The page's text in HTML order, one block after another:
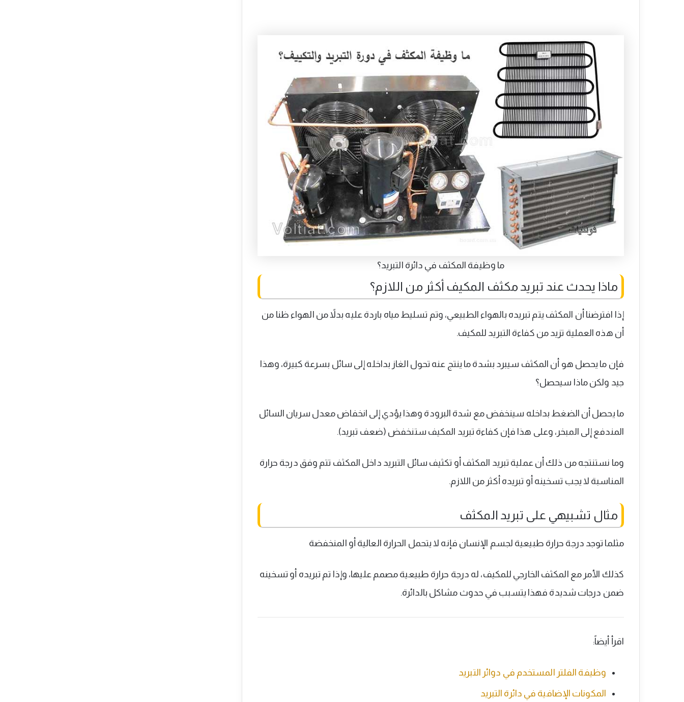
ما وظيفة المكثف في دائرة التبريد؟
ماذا يحدث عند تبريد مكثف المكيف أكثر من اللازم؟
إذا افترضنا أن المكثف يتم تبريده بالهواء الطبيعي، وتم تسليط مياه باردة عليه بدلاً من الهواء ظنا من
أن هذه العملية تزيد من كفاءة التبريد للمكيف.
فإن ما يحصل هو أن المكثف سيبرد بشدة ما ينتج عنه تحول الغاز بداخله إلى سائل بسرعة كبيرة، وهذا
جيد ولكن ماذا سيحصل؟
ما يحصل أن الضغط بداخله سينخفض مع شدة البرودة وهذا يؤدي إلى انخفاض معدل سريان السائل
المندفع إلى المبخر، وعلى هذا فإن كفاءة تبريد المكيف ستنخفض (ضعف تبريد).
وما نستنتجه من ذلك أن عملية تبريد المكثف أو تكثيف سائل التبريد داخل المكثف تتم وفق درجة حرارة
المناسبة لا يجب تسخينه أو تبريده أكثر من اللازم.
مثال تشبيهي على تبريد المكثف
مثلما توجد درجة حرارة طبيعية لجسم الإنسان فإنه لا يتحمل الحرارة العالية أو المنخفضة
كذلك الأمر مع المكثف الخارجي للمكيف، له درجة حرارة طبيعية مصمم عليها، وإذا تم تبريده أو تسخينه
ضمن درجات شديدة فهذا يتسبب في حدوث مشاكل بالدائرة.
اقرأ أيضاً:
وظيفة الفلتر المستخدم في دوائر التبريد
المكونات الإضافية في دائرة التبريد